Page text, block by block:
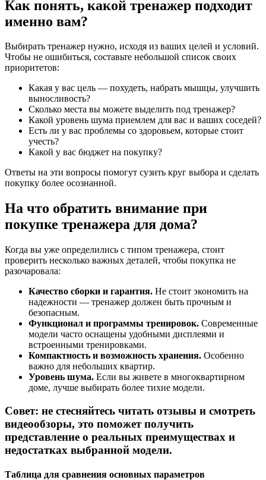
Как понять, какой тренажер подходит
именно вам?
Выбирать тренажер нужно, исходя из ваших целей и условий.
Чтобы не ошибиться, составьте небольшой список своих
приоритетов:
Какая у вас цель — похудеть, набрать мышцы, улучшить
выносливость?
Сколько места вы можете выделить под тренажер?
Какой уровень шума приемлем для вас и ваших соседей?
Есть ли у вас проблемы со здоровьем, которые стоит
учесть?
Какой у вас бюджет на покупку?
Ответы на эти вопросы помогут сузить круг выбора и сделать
покупку более осознанной.
На что обратить внимание при
покупке тренажера для дома?
Когда вы уже определились с типом тренажера, стоит
проверить несколько важных деталей, чтобы покупка не
разочаровала:
Качество сборки и гарантия. Не стоит экономить на
надежности — тренажер должен быть прочным и
безопасным.
Функционал и программы тренировок. Современные
модели часто оснащены удобными дисплеями и
встроенными тренировками.
Компактность и возможность хранения. Особенно
важно для небольших квартир.
Уровень шума. Если вы живете в многоквартирном
доме, лучше выбирать более тихие модели.
Совет: не стесняйтесь читать отзывы и смотреть
видеообзоры, это поможет получить
представление о реальных преимуществах и
недостатках выбранной модели.
Таблица для сравнения основных параметров